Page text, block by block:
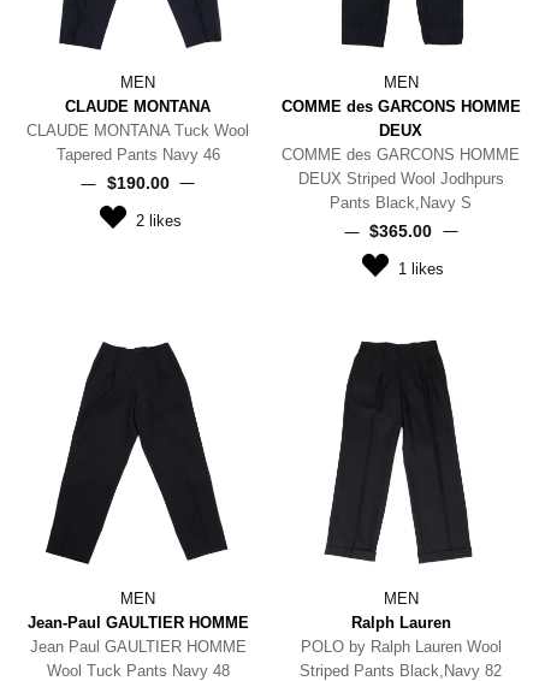
MEN
CLAUDE MONTANA
CLAUDE MONTANA Tuck Wool
Tapered Pants Navy 46
$‌190.00
2likes
MEN
COMME des GARCONS HOMME
DEUX
COMME des GARCONS HOMME
DEUX Striped Wool Jodhpurs
Pants Black,Navy S
$‌365.00
1 likes
MEN
Jean-Paul GAULTIER HOMME
Jean Paul GAULTIER HOMME
Wool Tuck Pants Navy 48
MEN
Ralph Lauren
POLO by Ralph Lauren Wool
Striped Pants Black,Navy 82